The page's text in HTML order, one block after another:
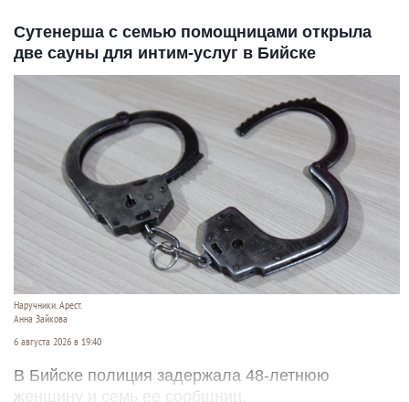
Сутенерша с семью помощницами открыла
две сауны для интим-услуг в Бийске
Наручники. Арест.
Анна Зайкова
6 августа 2026 в 19:40
В Бийске полиция задержала 48-летнюю
женщину и семь ее сообщниц.